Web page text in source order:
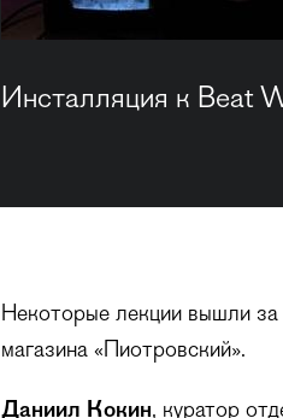
Инсталляция к Beat
Некоторые лекции вышли
магазина «Пиотровский».
Даниил Кокин, куратор